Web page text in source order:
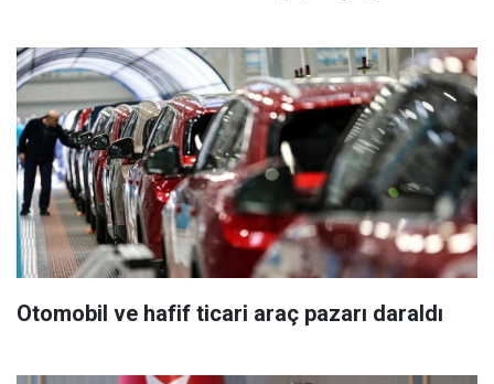
Otomobil ve hafif ticari araç pazarı daraldı